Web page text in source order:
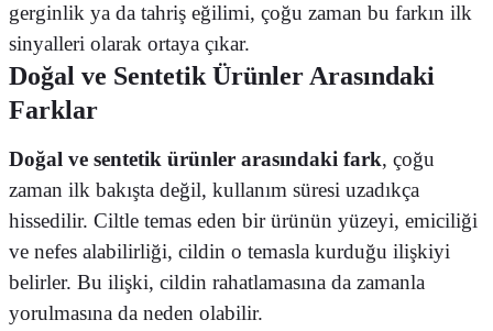
gerginlik ya da tahriş eğilimi, çoğu zaman bu farkın ilk
sinyalleri olarak ortaya çıkar.
Doğal ve Sentetik Ürünler Arasındaki
Farklar
Doğal ve sentetik ürünler arasındaki fark, çoğu
zaman ilk bakışta değil, kullanım süresi uzadıkça
hissedilir. Ciltle temas eden bir ürünün yüzeyi, emiciliği
ve nefes alabilirliği, cildin o temasla kurduğu ilişkiyi
belirler. Bu ilişki, cildin rahatlamasına da zamanla
yorulmasına da neden olabilir.